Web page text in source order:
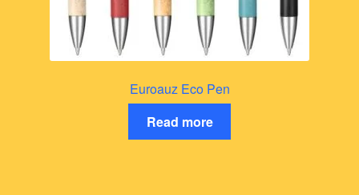
Euroauz Eco Pen
Read more